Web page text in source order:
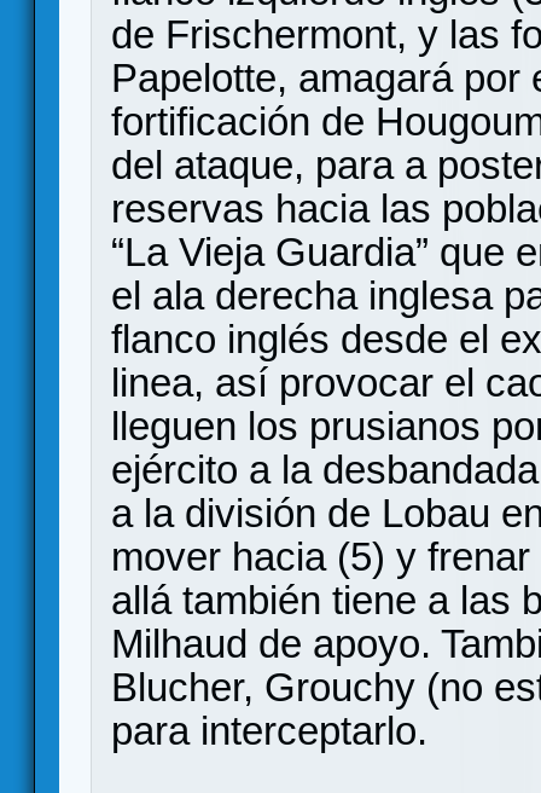
de Frischermont, y las
Papelotte, amagará por
fortificación de
del ataque, para a
reservas hacia las
“La Vieja Guardia” que
el ala derecha inglesa
flanco inglés desde el
linea, así provocar el
lleguen los prusianos
ejército a la
a la división de Lobau
mover hacia (5) y
allá también tiene a las
Milhaud de apoyo.
Blucher, Grouchy (no
para interceptarlo.